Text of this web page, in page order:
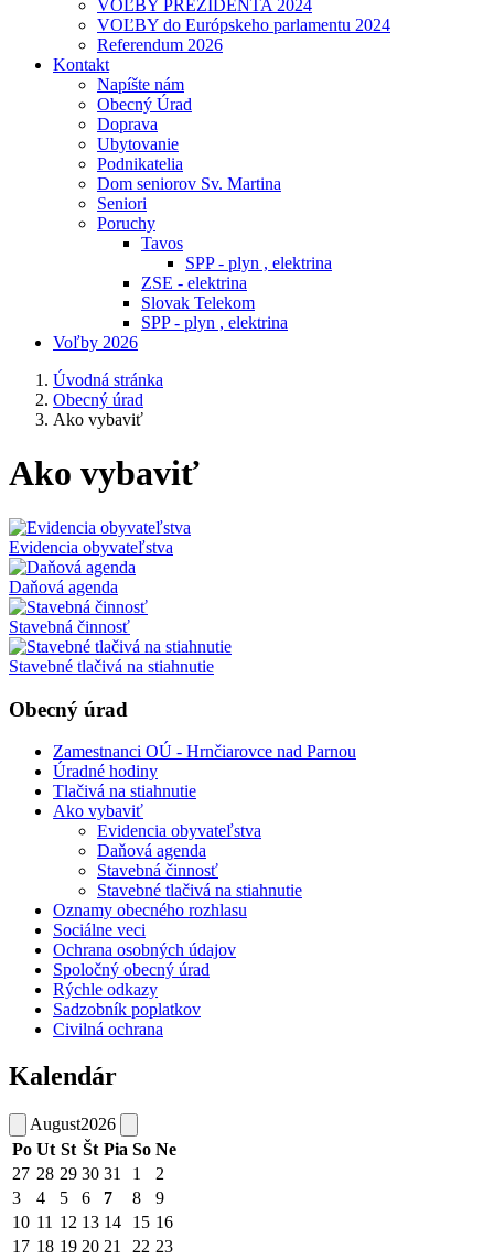
VOĽBY PREZIDENTA 2024
VOĽBY do Európskeho parlamentu 2024
Referendum 2026
Kontakt
Napíšte nám
Obecný Úrad
Doprava
Ubytovanie
Podnikatelia
Dom seniorov Sv. Martina
Seniori
Poruchy
Tavos
SPP - plyn , elektrina
ZSE - elektrina
Slovak Telekom
SPP - plyn , elektrina
Voľby 2026
Úvodná stránka
Obecný úrad
Ako vybaviť
Ako vybaviť
Evidencia obyvateľstva
Daňová agenda
Stavebná činnosť
Stavebné tlačivá na stiahnutie
Obecný úrad
Zamestnanci OÚ - Hrnčiarovce nad Parnou
Úradné hodiny
Tlačivá na stiahnutie
Ako vybaviť
Evidencia obyvateľstva
Daňová agenda
Stavebná činnosť
Stavebné tlačivá na stiahnutie
Oznamy obecného rozhlasu
Sociálne veci
Ochrana osobných údajov
Spoločný obecný úrad
Rýchle odkazy
Sadzobník poplatkov
Civilná ochrana
Kalendár
August2026
Po Ut St Št Pia So Ne
27 28 29 30 31 1
2
3
4 5 6 7 8
9
10 11 12 13 14 15 16
17 18 19 20 21 22 23